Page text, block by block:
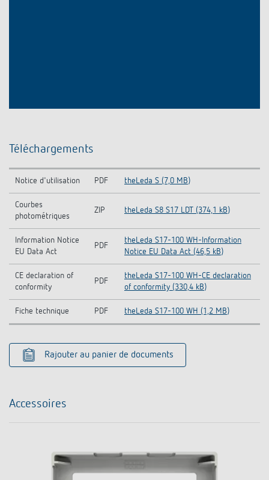
Téléchargements
Notice d'utilisation PDF theLeda S (7,0 MB)
Courbes
photométriques
ZIP theLeda S8 S17 LDT (374,1 kB)
Information Notice
EU Data Act
PDF
theLeda S17-100 WH-Information
Notice EU Data Act (46,5 kB)
CE declaration of
conformity
PDF
theLeda S17-100 WH-CE declaration
of conformity (330,4 kB)
Fiche technique PDF theLeda S17-100 WH (1,2 MB)
Rajouter au panier de documents
Accessoires